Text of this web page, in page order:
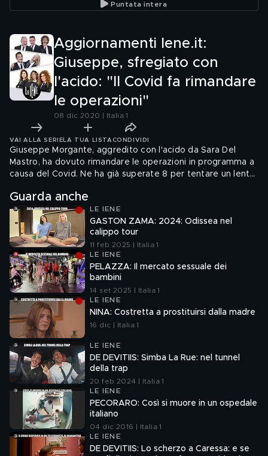
invisibile
Puntata intera
Aggiornamenti Iene.it:
Giuseppe, sfregiato con
l'acido: "Il Covid fa rimandare
le operazioni"
08 dic 2020 | Italia 1
VAI ALLA SERIE LA TUA LISTA CONDIVIDI
Giuseppe Morgante, aggredito con l'acido da Sara Del
Mastro, ha dovuto rimandare le operazioni in programma a
causa del Covid. Ne ha già superate 8 per tentare un lento
economicamente. Giulia Innocenzi ci racconta gli
aggiornamenti dopo i nostri servizi
Guarda anche
LE IENE
GASTON ZAMA: 2024: Odissea nel
calippo tour
11 feb 2025 | Italia 1
LE IENE
PELAZZA: Il mercato sessuale dei
bambini
14 set 2025 | Italia 1
LE IENE
NINA: Costretta a prostituirsi dalla madre
16 dic | Italia 1
LE IENE
DE DEVITIIS: Simba La Rue: nel tunnel
della trap
20 feb 2024 | Italia 1
LE IENE
PECORARO: Così si muore in un ospedale
italiano
04 dic 2016 | Italia 1
LE IENE
DE DEVITIIS: Lo scherzo a Caressa: e se